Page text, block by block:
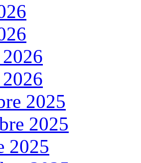
2025
2025
2025